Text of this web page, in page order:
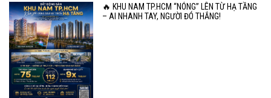
🔥 KHU NAM TP.HCM “NÓNG” LÊN TỪ HẠ TẦNG
– AI NHANH TAY, NGƯỜI ĐÓ THẮNG!